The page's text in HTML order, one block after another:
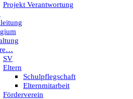
Projekt Verantwortung
SV
Eltern
Schulpflegschaft
Elternmitarbeit
Förderverein